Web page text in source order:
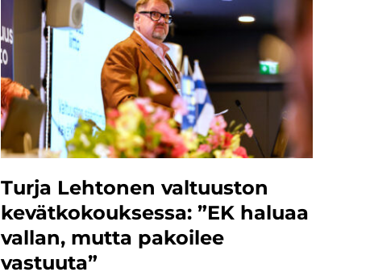
Turja Lehtonen valtuuston
kevätkokouksessa: ”EK haluaa
vallan, mutta pakoilee
vastuuta”